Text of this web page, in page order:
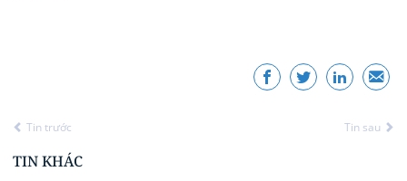
Tin trước Tin sau
TIN KHÁC